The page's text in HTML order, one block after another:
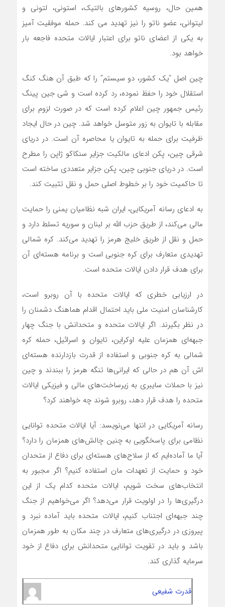
همین حال، روسیه کشورهای بالتیک، استونی، لتونی و
لیتوانی، عضو ناتو را نیز تهدید می کند. حمله موفقیت آمیز
به یکی از اعضای ناتو برای اعتبار ایالات متحده فاجعه بار
خواهد بود.
چین اصل “یک کشور، دو سیستم” را که طبق آن هنگ کنگ
استقلال خود را حفظ نموده، رد کرده است و شی جین پینگ
رئیس جمهور چین اعلام کرده است که در صورت لزوم برای
مقابله با تایوان به زور متوسل خواهد شد. چین در حال ایجاد
ظرفیت برای حمله به تایوان یا محاصره آن است. در دریای
شرقی چین، پکن ادعای مالکیت جزایر سنکاکو ژاپن را مطرح
است. در دریای جنوبی چین، پکن جزایر متعددی ساخته است
تا حاکمیت خود را بر خطوط اصلی حمل و نقل تثبیت کند.
به ادعای رسانه آمریکایی، ایران شبه نظامیان یمنی را حمایت
مالی می‌کند، از طریق حزب الله بر لبنان و سوریه تسلط دارد و
حمل و نقل از طریق خلیج هرمز را تهدید می‌کند. کره شمالی
تهدیدی متعارف برای کره جنوبی است و برنامه هسته‌ای آن
برای هدف قرار دادن ایالات متحده است.
در ارزیابی خطری که ایالات متحده با آن روبرو است،
کارشناسان امنیت ملی باید احتمال اقدام هماهنگ دشمنان را
در نظر بگیرند. اگر ایالات متحده و متحدانش با جنگ چهار
جبهه‌ای همزمان علیه اوکراین، تایوان و اسرائیل، حمله کره
شمالی به کره جنوبی و استفاده از قدرت بازدارنده هسته‌ای
اش آن هم در حالی که ایرانی‌ها تنگه هرمز را ببندند و چین
نیز با حملات سایبری به زیرساخت‌های مالی و فیزیکی ایالات
متحده را هدف قرار دهد، روبرو شوند چه خواهند کرد؟
رسانه آمریکایی در انتها می‌نویسد: آیا ایالات متحده توانایی
نظامی برای پاسخگویی به چنین چالش‌های همزمان را دارد؟
آیا ما آماده‌ایم که از سلاح‌های هسته‌ای برای دفاع از متحدان
خود و حمایت از تعهدات مان استفاده کنیم؟ اگر مجبور به
انتخاب‌های سخت شویم، ایالات متحده کدام یک از این
درگیری‌ها را در اولویت قرار می‌دهد؟ اگر می‌خواهیم از جنگ
چند جبهه‌ای اجتناب کنیم، ایالات متحده باید آماده نبرد و
پیروزی در درگیری‌های متعارف در چند مکان به طور همزمان
باشد و باید در تقویت توانایی متحدانش برای دفاع از خود
سرمایه گذاری کند.
قدرت شفیعی